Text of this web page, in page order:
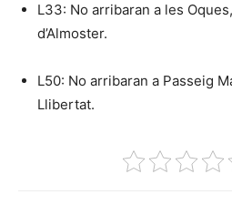
L33: No arribaran a les
d’Almoster.
L50: No arribaran a Passeig
Llibertat.